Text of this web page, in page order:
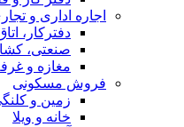
اجاره اداری و
دفترکار،
صنعتی،
مغازه و
فروش مسکونی
زمین و
خانه و ویلا